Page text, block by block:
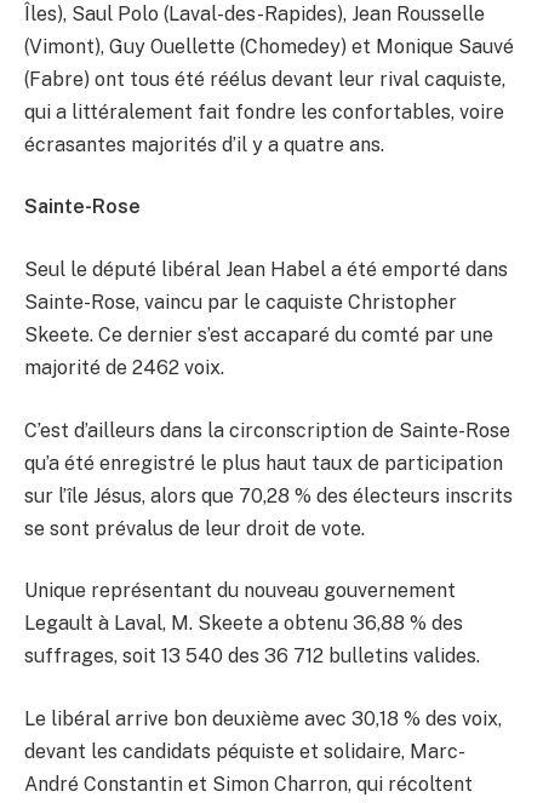
Îles), Saul Polo (Laval-des-Rapides), Jean Rousselle
(Vimont), Guy Ouellette (Chomedey) et Monique Sauvé
(Fabre) ont tous été réélus devant leur rival caquiste,
qui a littéralement fait fondre les confortables, voire
écrasantes majorités d’il y a quatre ans.
Sainte-Rose
Seul le député libéral Jean Habel a été emporté dans
Sainte-Rose, vaincu par le caquiste Christopher
Skeete. Ce dernier s’est accaparé du comté par une
majorité de 2462 voix.
C’est d’ailleurs dans la circonscription de Sainte-Rose
qu’a été enregistré le plus haut taux de participation
sur l’île Jésus, alors que 70,28 % des électeurs inscrits
se sont prévalus de leur droit de vote.
Unique représentant du nouveau gouvernement
Legault à Laval, M. Skeete a obtenu 36,88 % des
suffrages, soit 13 540 des 36 712 bulletins valides.
Le libéral arrive bon deuxième avec 30,18 % des voix,
devant les candidats péquiste et solidaire, Marc-
André Constantin et Simon Charron, qui récoltent